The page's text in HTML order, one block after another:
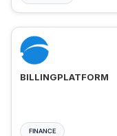
BILLINGPLATFORM
FINANCE